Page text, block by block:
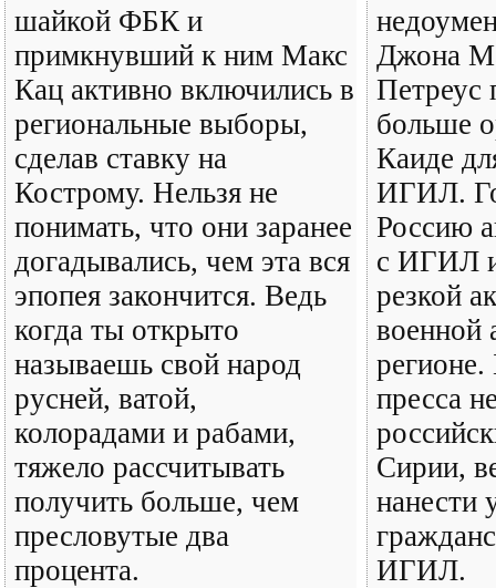
шайкой ФБК и
примкнувший к ним Макс
Кац активно включились в
региональные выборы,
сделав ставку на
Кострому. Нельзя не
понимать, что они заранее
догадывались, чем эта вся
эпопея закончится. Ведь
когда ты открыто
называешь свой народ
русней, ватой,
колорадами и рабами,
тяжело рассчитывать
получить больше, чем
пресловутые два
процента.
Джона
Петреус
больше
Каиде
ИГИЛ.
Россию
с ИГИЛ
резкой
военной
регионе.
пресса
Сирии,
нанести
ИГИЛ.